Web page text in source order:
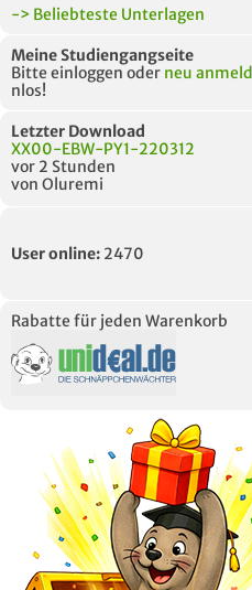
-> Beliebteste Unterlagen
Meine Studiengangseite
Bitte einloggen oder neu
nlos!
Letzter Download
XX00-EBW-PY1-220312
vor 2 Stunden
von Oluremi
User online: 2470
Rabatte für jeden Warenkorb